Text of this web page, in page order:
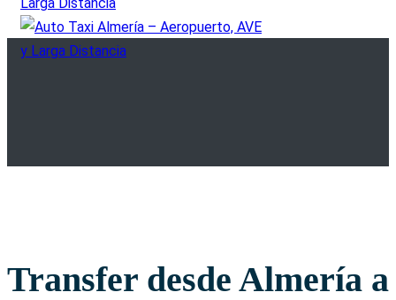
Transfer desde Almería a